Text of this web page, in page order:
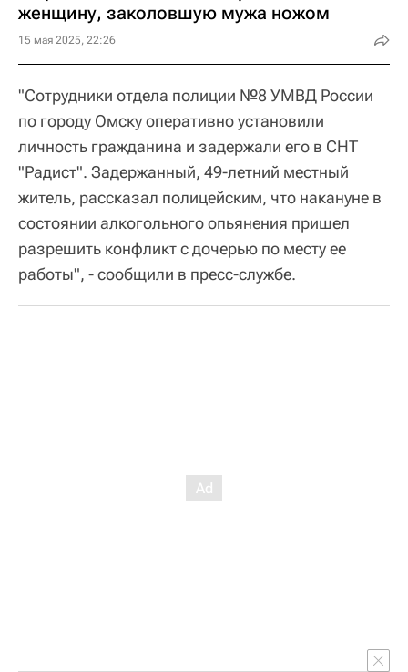
женщину, заколовшую мужа ножом
15 мая 2025, 22:26
"Сотрудники отдела полиции №8 УМВД России
по городу Омску оперативно установили
личность гражданина и задержали его в СНТ
"Радист". Задержанный, 49-летний местный
житель, рассказал полицейским, что накануне в
состоянии алкогольного опьянения пришел
разрешить конфликт с дочерью по месту ее
работы", - сообщили в пресс-службе.